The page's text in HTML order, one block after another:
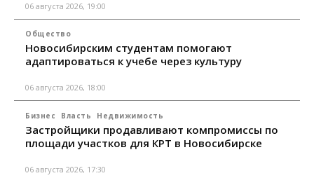
06 августа 2026, 19:00
Общество
Новосибирским студентам помогают
адаптироваться к учебе через культуру
06 августа 2026, 18:00
Бизнес Власть Недвижимость
Застройщики продавливают компромиссы по
площади участков для КРТ в Новосибирске
06 августа 2026, 17:30